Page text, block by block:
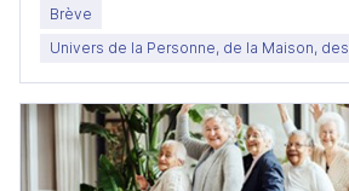
Brève
Univers de la Personne, de la Maison,